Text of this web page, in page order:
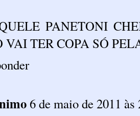
PANETONI
VAI TER COPA SÓ
6 de maio de 2011 às